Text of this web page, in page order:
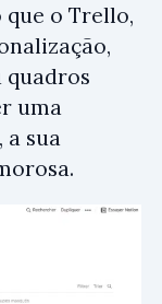
o Trello,
quadros
uma
sua